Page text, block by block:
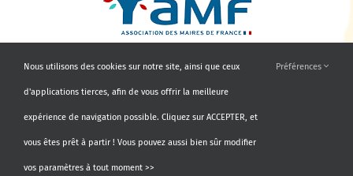
Nous utilisons des cookies sur notre site, ainsi que ceux
d'applications tierces, afin de vous offrir la meilleure
expérience de navigation possible. Cliquez sur ACCEPTER, et
vous êtes prêt à partir ! Vous pouvez aussi bien sûr modifier
vos paramètres à tout moment >>
Préférences